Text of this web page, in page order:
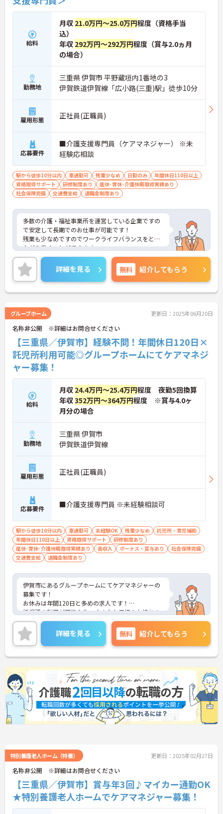
給料
月収 21.0万円～25.0万円程度（資格手当
込）
年収 292万円～292万円程度（賞与2.0ヵ月
の場合）
勤務地
三重県 伊賀市 平野蔵垣内1番地の3
伊賀鉄道伊賀線「広小路(三重)駅」徒歩10分
雇用形態 正社員(正職員)
応募要件
■介護支援専門員（ケアマネジャー） ※未
経験応相談
駅から徒歩10分以内 車通勤可 残業少なめ 日勤のみ
年間休日110日以上
資格取得サポート
研修制度あり
産休･育休･介護休暇取得実績あり
社会保険完備
交通費支給 退職金制度あり
多数の介護・福祉事業所を運営している企業ですの
で安定して長期でのお仕事が可能です！
残業も少なめですのでワークライフバランスをとり
ながら働くことができます。
ご興味ある方には、面接のポイントなど、さらに詳
細をお話致しますのでお気軽にご相談ください。
詳細を見る 無料 紹介してもらう
グループホーム 更新日：2025年06月20日
名称非公開 ※詳細はお問合せください
【三重県／伊賀市】経験不問！年間休日120日×
託児所利用可能◎グループホームにてケアマネジ
ャー募集！
給料
月収 24.4万円～25.4万円程度 夜勤5回換算
年収352万円～364万円程度 ※賞与4.0ヶ
月分の場合
勤務地
三重県 伊賀市
伊賀鉄道伊賀線
雇用形態 正社員(正職員)
応募要件 ■介護支援専門員 ※未経験相談可
駅から徒歩10分以内 車通勤可 未経験OK 残業少なめ
託児所・育児補助
年間休日110日以上
資格取得サポート
研修制度あり
産休･育休･介護休暇取得実績あり
高収入 ボーナス・賞与あり
社会保険完備
交通費支給
退職金制度あり
伊賀市にあるグループホームにてケアマネジャーの
募集です！
お休みは年間120日と多めの求人です！
託児所の利用が可能な為、小さなお子様をお持ちの
方でも安心して働けます！
ご興味ある方には、面接対策ポイントなど、さらに
詳細をお話しいたしますのでお気軽にご相談くださ
い！
詳細を見る 無料 紹介してもらう
特別養護老人ホーム（特養） 更新日：2025年02月27日
名称非公開 ※詳細はお問合せください
【三重県／伊賀市】賞与年3回♪マイカー通勤OK
★特別養護老人ホームでケアマネジャー募集！